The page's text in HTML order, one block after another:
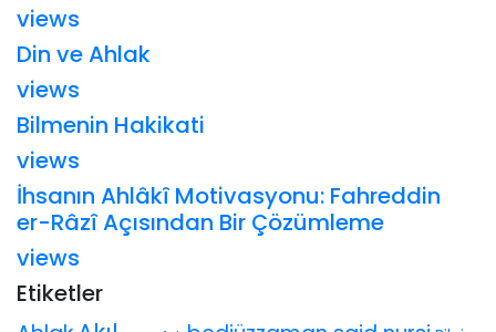
views
Din ve Ahlak
views
Bilmenin Hakikati
views
İhsanın Ahlâkî Motivasyonu: Fahreddin
er-Râzî Açısından Bir Çözümleme
views
Etiketler